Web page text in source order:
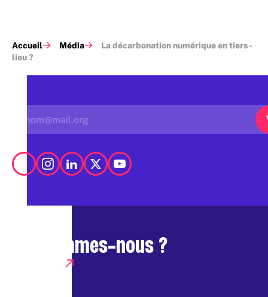
Accueil Média
La décarbonation numérique en tiers-
lieu ?
Qui sommes-nous ?